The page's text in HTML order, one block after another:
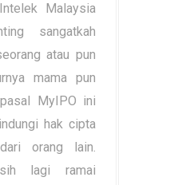
Malaysia
sangatkah
atau pun
mama pun
MyIPO ini
hak cipta
orang lain.
lagi ramai